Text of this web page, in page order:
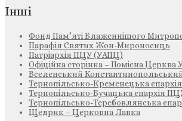
Інші
Фонд Пам’яті Блаженнішого
Парафія Святих Жон-Мироносиць
Патріархія ПЦУ (УАПЦ)
Офіційна сторінка – Помісна Церква
Вселенський
Тернопільсько-Кременецька
Тернопільсько-Бучацька єпархія
Тернопільсько-Теребовлянська
Щедрик – Церковна Лавка